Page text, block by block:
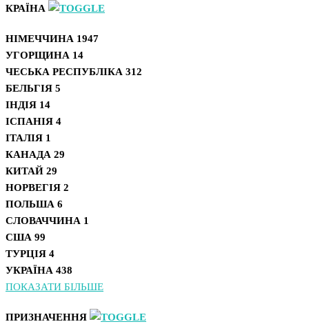
КРАЇНА
НІМЕЧЧИНА 1947
УГОРЩИНА 14
ЧЕСЬКА РЕСПУБЛІКА 312
БЕЛЬГІЯ 5
ІНДІЯ 14
ІСПАНІЯ 4
ІТАЛІЯ 1
КАНАДА 29
КИТАЙ 29
НОРВЕГІЯ 2
ПОЛЬША 6
СЛОВАЧЧИНА 1
США 99
ТУРЦІЯ 4
УКРАЇНА 438
ПОКАЗАТИ БІЛЬШЕ
ПРИЗНАЧЕННЯ